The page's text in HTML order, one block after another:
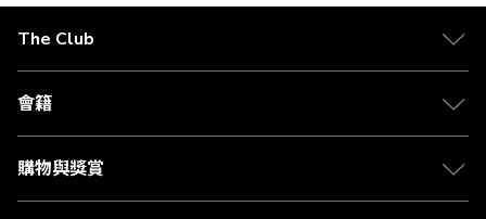
The Club
關於 The Club
合作夥伴
媒體中心
會籍
會籍及專屬禮遇
賺取積分
購物與獎賞
物流與配送